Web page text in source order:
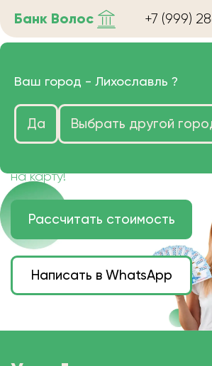
Банк Волос +7 (999)
Продать волосы в
Лихославле очень
Цена зависит от длины, цвета и
на карту!
Рассчитать стоимость
Написать в WhatsApp
Ваш город - Лихославль ?
Да Выбрать другой